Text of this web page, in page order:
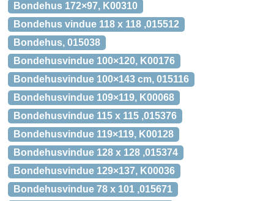
Bondehus 172×97, K00310
Bondehus vindue 118 x 118 ,015512
Bondehus, 015038
Bondehusvindue 100×120, K00176
Bondehusvindue 100×143 cm, 015116
Bondehusvindue 109×119, K00068
Bondehusvindue 115 x 115 ,015376
Bondehusvindue 119×119, K00128
Bondehusvindue 128 x 128 ,015374
Bondehusvindue 129×137, K00036
Bondehusvindue 78 x 101 ,015671